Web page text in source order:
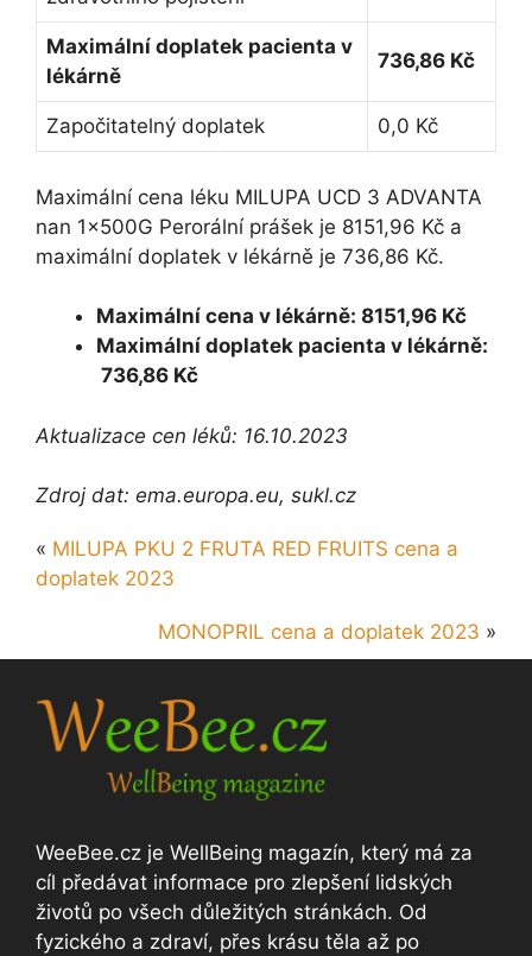
Maximální doplatek pacienta v
lékárně
736,86 Kč
Započitatelný doplatek 0,0 Kč
Maximální cena léku MILUPA UCD 3 ADVANTA
nan 1x500G Perorální prášek je 8151,96 Kč a
maximální doplatek v lékárně je 736,86 Kč.
Maximální cena v lékárně: 8151,96 Kč
Maximální doplatek pacienta v lékárně:
736,86 Kč
Aktualizace cen léků: 16.10.2023
Zdroj dat: ema.europa.eu, sukl.cz
« MILUPA PKU 2 FRUTA RED FRUITS cena a
doplatek 2023
MONOPRIL cena a doplatek 2023 »
WeeBee.cz je WellBeing magazín, který má za
cíl předávat informace pro zlepšení lidských
životů po všech důležitých stránkách. Od
fyzického a zdraví, přes krásu těla až po